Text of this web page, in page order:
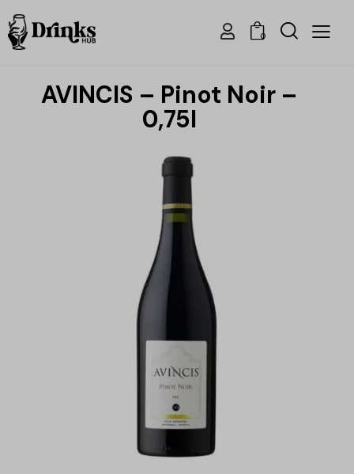
0
AVINCIS – Pinot Noir –
0,75l